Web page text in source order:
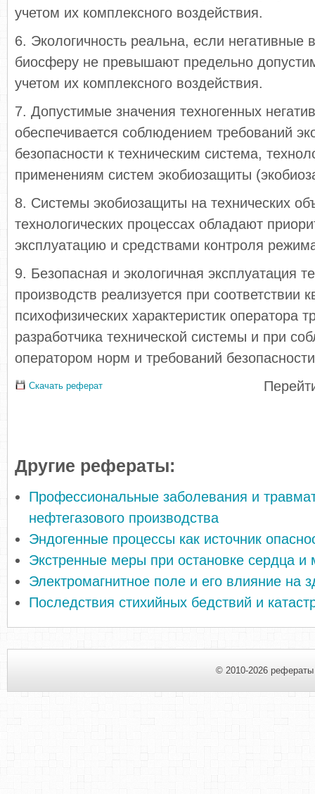
учетом их комплексного воздействия.
6. Экологичность реальна, если негативные
биосферу не превышают предельно
учетом их комплексного воздействия.
7. Допустимые значения техногенных
обеспечивается соблюдением требований
безопасности к техническим система,
применениям систем экобиозащиты
8. Системы экобиозащиты на технических
технологических процессах обладают
эксплуатацию и средствами контроля
9. Безопасная и экологичная эксплуатация
производств реализуется при соответствии
психофизических характеристик оператора
разработчика технической системы и при
оператором норм и требований
Скачать реферат
Другие рефераты:
Профессиональные заболевания и
нефтегазового производства
Эндогенные процессы как источник
Экстренные меры при остановке сердца
Электромагнитное поле и его влияние на
Последствия стихийных бедствий и
© 2010-2026 рефераты